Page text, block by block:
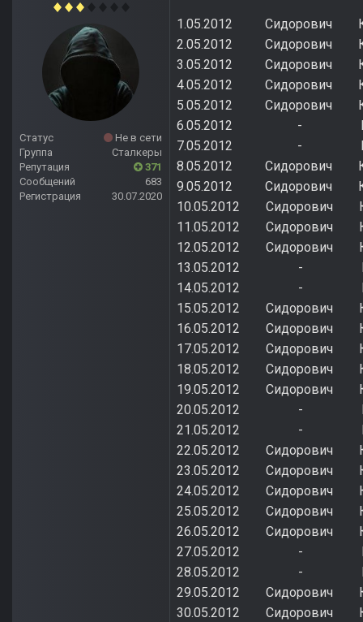
Статус
Не в сети
Группа
Сталкеры
Репутация
371
Сообщений
683
Регистрация
30.07.2020
1.05.2012
2.05.2012 Сидорович
3.05.2012 Сидорович
4.05.2012
5.05.2012
6.05.2012 -
7.05.2012 -
8.05.2012
9.05.2012
10.05.2012 Сидорович
11.05.2012 Сидорович
12.05.2012
13.05.2012 -
14.05.2012 -
15.05.2012 Сидорович
16.05.2012
17.05.2012
18.05.2012
19.05.2012 Сидорович
20.05.2012 -
21.05.2012 -
22.05.2012 Сидорович
23.05.2012 Сидорович
24.05.2012
25.05.2012
26.05.2012 Сидорович
27.05.2012 -
28.05.2012 -
29.05.2012
30.05.2012 Сидорович